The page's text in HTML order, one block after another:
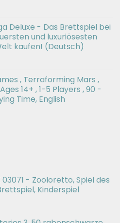
Deluxe - Das Brettspiel bei
und luxuriösesten
kaufen! (Deutsch)
, Terraforming Mars ,
14+ , 1-5 Players , 90 -
Time, English
03071 - Zooloretto, Spiel des
Kinderspiel